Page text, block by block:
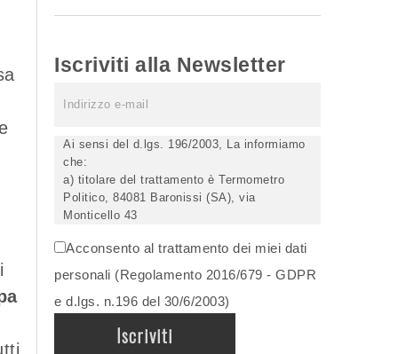
Iscriviti alla Newsletter
Ai sensi del d.lgs. 196/2003, La informiamo
che:
a) titolare del trattamento è Termometro
Politico, 84081 Baronissi (SA), via
Monticello 43
elettronicamente) soltanto dagli incaricati
autorizzati, esclusivamente per dare corso
all'invio della newsletter e per l'invio (anche
via email) di informazioni relative alle
c) la comunicazione dei dati è facoltativa,
Acconsento al trattamento dei miei dati
personali (Regolamento 2016/679 - GDPR
e d.lgs. n.196 del 30/6/2003)